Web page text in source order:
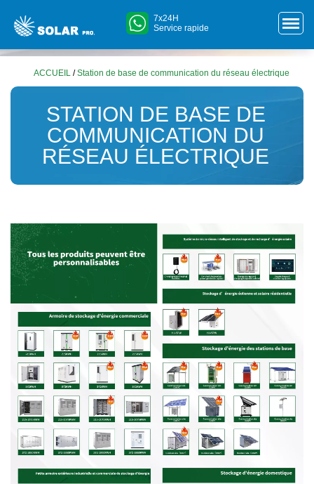
7x24H
Service rapide
ACCUEIL /Station de base de communication du réseau électrique
STATION DE BASE DE
COMMUNICATION DU
RÉSEAU ÉLECTRIQUE